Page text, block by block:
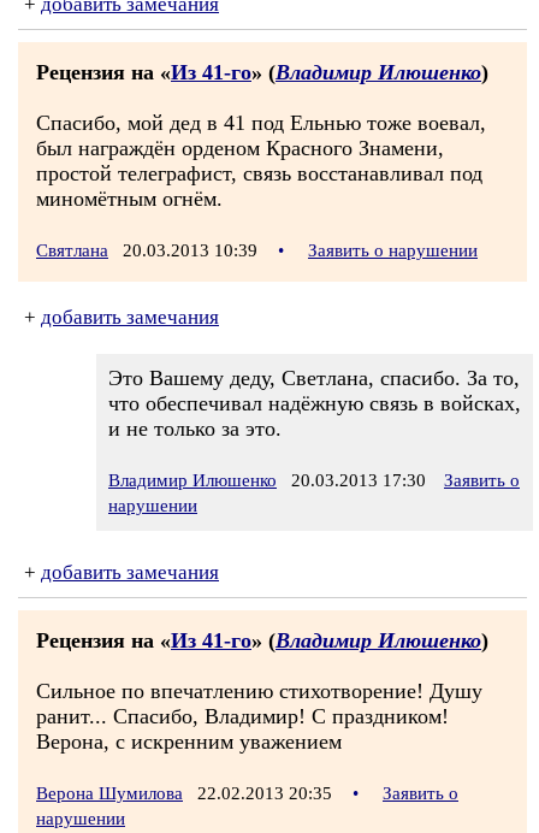
Рецензия на «Из 41-го» (Владимир Илюшенко)
Спасибо, мой дед в 41 под Ельнью тоже воевал,
был награждён орденом Красного Знамени,
простой телеграфист, связь восстанавливал под
миномётным огнём.
Святлана 20.03.2013 10:39 • Заявить о нарушении
+ добавить замечания
Это Вашему деду, Светлана, спасибо. За то,
что обеспечивал надёжную связь в войсках,
и не только за это.
Владимир Илюшенко 20.03.2013 17:30
Заявить о
нарушении
+ добавить замечания
Рецензия на «Из 41-го» (Владимир Илюшенко)
Сильное по впечатлению стихотворение! Душу
ранит... Спасибо, Владимир! С праздником!
Верона, с искренним уважением
Верона Шумилова 22.02.2013 20:35 •
Заявить о
нарушении